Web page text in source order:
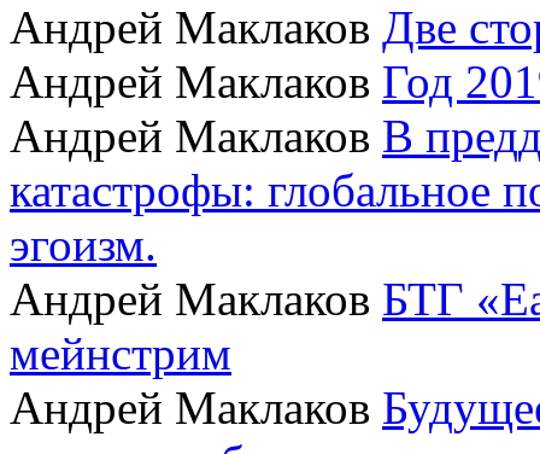
Андрей Маклаков Две
Андрей Маклаков Год
Андрей Маклаков В
катастрофы: глобальное
эгоизм.
Андрей Маклаков БТГ
мейнстрим
Андрей Маклаков